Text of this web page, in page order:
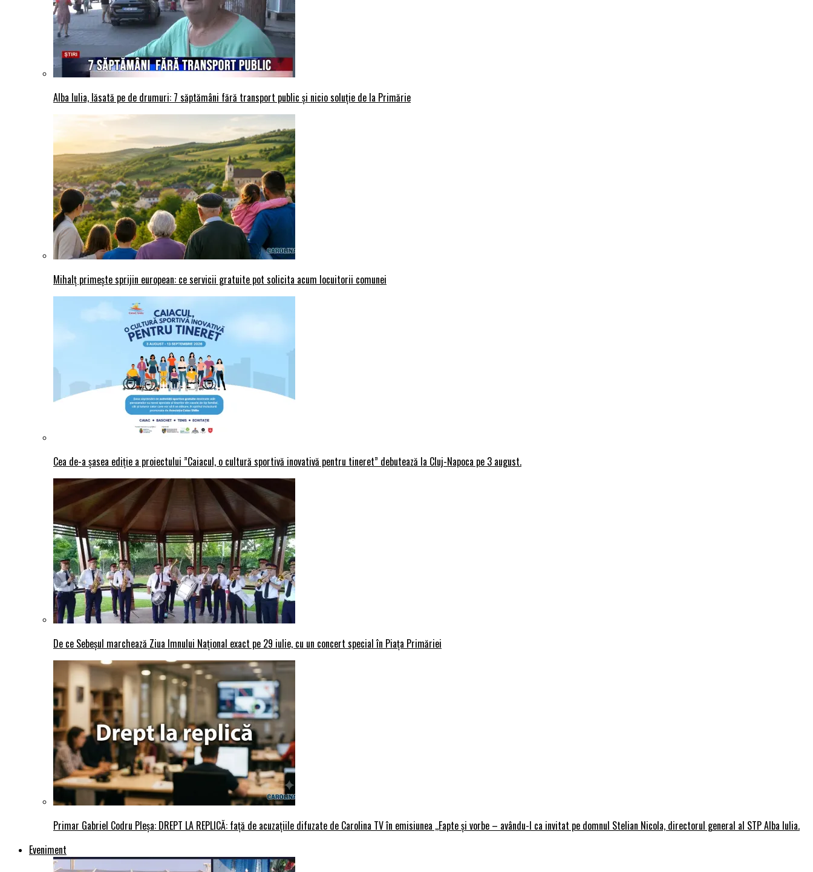
Alba Iulia, lăsată pe de drumuri: 7 săptămâni fără transport public și nicio soluție de la Primărie
Mihalț primește sprijin european: ce servicii gratuite pot solicita acum locuitorii comunei
Cea de-a șasea ediție a proiectului ”Caiacul, o cultură sportivă inovativă pentru tineret” debutează la Cluj-Napoca pe 3 august.
De ce Sebeșul marchează Ziua Imnului Național exact pe 29 iulie, cu un concert special în Piața Primăriei
Primar Gabriel Codru Pleșa: DREPT LA REPLICĂ: față de acuzațiile difuzate de Carolina TV în emisiunea ,,Fapte și vorbe – avându-l ca invitat pe domnul Stelian Nicola, directorul general al STP Alba Iulia.
Eveniment